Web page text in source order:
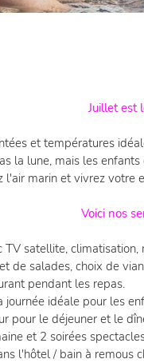
Juillet est
et températures
la lune, mais les
l'air marin et vivrez votre
Voici nos
TV satellite,
de salades, choix de
pendant les repas.
idéale pour les
pour le déjeuner et le
et 2 soirées
l'hôtel / bain à remous